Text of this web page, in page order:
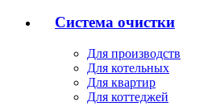
Система очистки
Для производств
Для котельных
Для квартир
Для коттеджей